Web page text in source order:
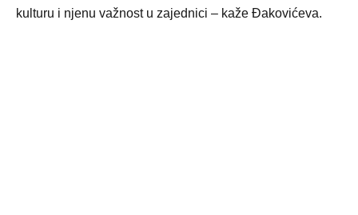
kulturu i njenu važnost u zajednici – kaže Đakovićeva.